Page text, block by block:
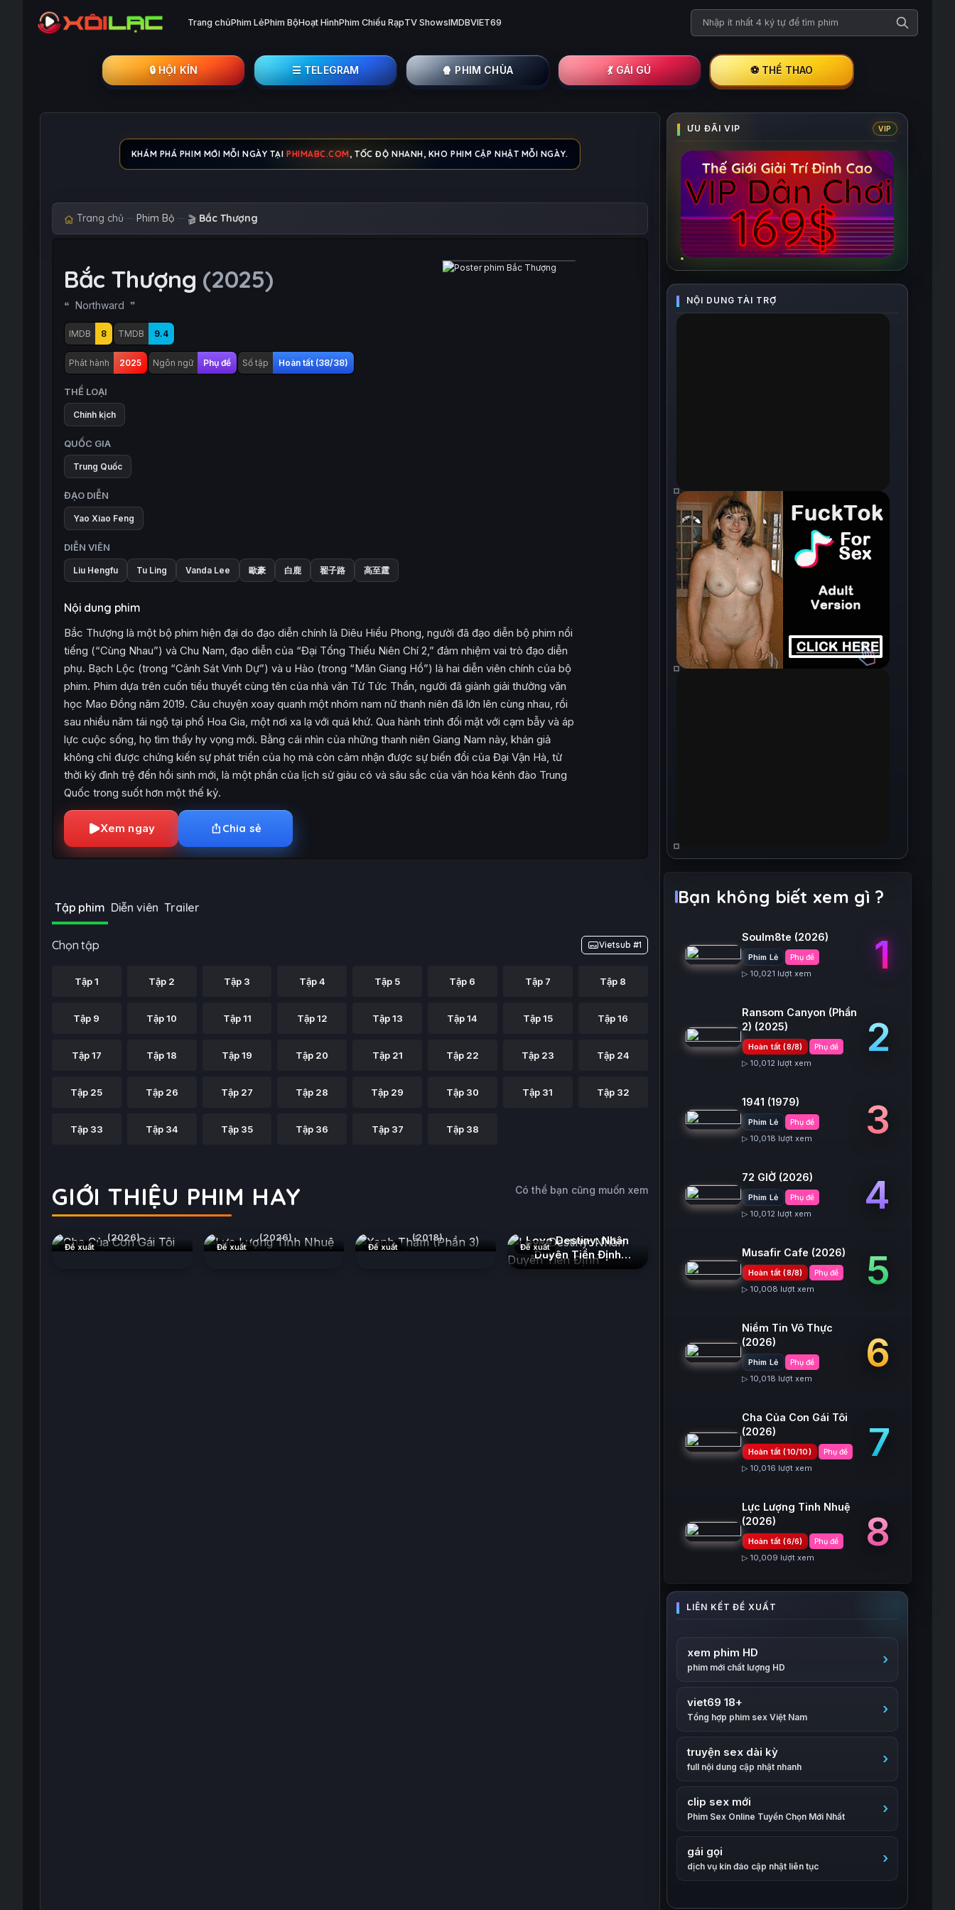
Trang chủPhim LẻPhim BộHoạt HìnhPhim Chiếu RạpTV ShowsIMDBVIET69 Tìm kiếm phim
🔒︎ HỘI KÍN ☰ TELEGRAM 🍿 PHIM CHÙA 💃 GÁI GÚ ⚽ THỂ THAO
KHÁM PHÁ PHIM MỚI MỖI NGÀY TẠI PHIMABC.COM, TỐC ĐỘ NHANH, KHO PHIM CẬP NHẬT MỖI NGÀY.
Trang chủ Phim Bộ 🎬 Bắc Thượng
Bắc Thượng (2025)
Northward
IMDB 8 TMDB 9.4
Phát hành 2025 Ngôn ngữ Phụ đề Số tập Hoàn tất (38/38)
THỂ LOẠI
Chính kịch
QUỐC GIA
Trung Quốc
ĐẠO DIỄN
Yao Xiao Feng
DIỄN VIÊN
Liu Hengfu Tu Ling Vanda Lee 歐豪 白鹿 翟子路 高至霆
Nội dung phim
Bắc Thượng là một bộ phim hiện đại do đạo diễn chính là Diêu Hiểu Phong, người đã đạo diễn bộ phim nổi
tiếng (“Cùng Nhau”) và Chu Nam, đạo diễn của “Đại Tống Thiếu Niên Chí 2,” đảm nhiệm vai trò đạo diễn
phụ. Bạch Lộc (trong “Cảnh Sát Vinh Dự”) và u Hào (trong “Mãn Giang Hồ”) là hai diễn viên chính của bộ
phim. Phim dựa trên cuốn tiểu thuyết cùng tên của nhà văn Từ Tức Thần, người đã giành giải thưởng văn
học Mao Đồng năm 2019. Câu chuyện xoay quanh một nhóm nam nữ thanh niên đã lớn lên cùng nhau, rồi
sau nhiều năm tái ngộ tại phố Hoa Gia, một nơi xa lạ với quá khứ. Qua hành trình đối mặt với cạm bẫy và áp
lực cuộc sống, họ tìm thấy hy vọng mới. Bằng cái nhìn của những thanh niên Giang Nam này, khán giả
không chỉ được chứng kiến sự phát triển của họ mà còn cảm nhận được sự biến đổi của Đại Vận Hà, từ
thời kỳ đình trệ đến hồi sinh mới, là một phần của lịch sử giàu có và sâu sắc của văn hóa kênh đào Trung
Quốc trong suốt hơn một thế kỷ.
Xem ngay Chia sẻ
Tập phim Diễn viên Trailer
Chọn tập Vietsub #1
Tập 1 Tập 2 Tập 3 Tập 4 Tập 5 Tập 6 Tập 7 Tập 8
Tập 9 Tập 10 Tập 11 Tập 12 Tập 13 Tập 14 Tập 15 Tập 16
Tập 17 Tập 18 Tập 19 Tập 20 Tập 21 Tập 22 Tập 23 Tập 24
Tập 25 Tập 26 Tập 27 Tập 28 Tập 29 Tập 30 Tập 31 Tập 32
Tập 33 Tập 34 Tập 35 Tập 36 Tập 37 Tập 38
GIỚI THIỆU PHIM HAY Có thể bạn cũng muốn xem
Đề xuất
(2026)
Đề xuất
(2026)
Đề xuất
(2018)
Đề xuất
Love Destiny: Nhân
Duyên Tiền Định
(2026)
Bạn không biết xem gì ?
Soulm8te (2026)
Phim Lẻ Phụ đề
▷ 10,021 lượt xem 1
Ransom Canyon (Phần
2) (2025)
Hoàn tất (8/8) Phụ đề
▷ 10,012 lượt xem
2
1941 (1979)
Phim Lẻ Phụ đề
▷ 10,018 lượt xem 3
72 GIỜ (2026)
Phim Lẻ Phụ đề
▷ 10,012 lượt xem 4
Musafir Cafe (2026)
Hoàn tất (8/8) Phụ đề
▷ 10,008 lượt xem 5
Niềm Tin Vô Thực
(2026)
Phim Lẻ Phụ đề
▷ 10,018 lượt xem
6
Cha Của Con Gái Tôi
(2026)
Hoàn tất (10/10) Phụ đề
▷ 10,016 lượt xem
7
Lực Lượng Tinh Nhuệ
(2026)
Hoàn tất (6/6) Phụ đề
▷ 10,009 lượt xem
8
xem phim HD
phim mới chất lượng HD
viet69 18+
Tổng hợp phim sex Việt Nam
truyện sex dài kỳ
full nội dung cập nhật nhanh
clip sex mới
Phim Sex Online Tuyển Chọn Mới Nhất
gái gọi
dịch vụ kín đáo cập nhật liên tục